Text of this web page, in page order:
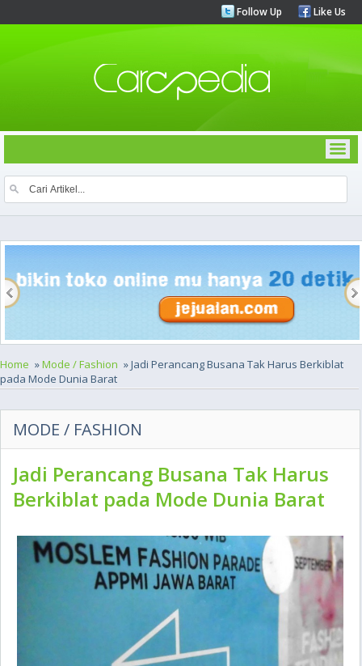
Follow Up Like Us
Home »Mode / Fashion » Jadi Perancang Busana Tak Harus Berkiblat
pada Mode Dunia Barat
MODE / FASHION
Jadi Perancang Busana Tak Harus
Berkiblat pada Mode Dunia Barat